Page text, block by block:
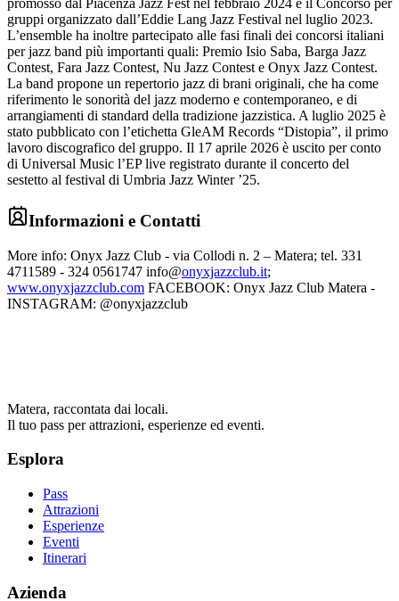
promosso dal Piacenza Jazz Fest nel febbraio 2024 e il Concorso per
gruppi organizzato dall’Eddie Lang Jazz Festival nel luglio 2023.
L’ensemble ha inoltre partecipato alle fasi finali dei concorsi italiani
per jazz band più importanti quali: Premio Isio Saba, Barga Jazz
Contest, Fara Jazz Contest, Nu Jazz Contest e Onyx Jazz Contest.
La band propone un repertorio jazz di brani originali, che ha come
riferimento le sonorità del jazz moderno e contemporaneo, e di
arrangiamenti di standard della tradizione jazzistica. A luglio 2025 è
stato pubblicato con l’etichetta GleAM Records “Distopia”, il primo
lavoro discografico del gruppo. Il 17 aprile 2026 è uscito per conto
di Universal Music l’EP live registrato durante il concerto del
sestetto al festival di Umbria Jazz Winter ’25.
Informazioni e Contatti
More info: Onyx Jazz Club - via Collodi n. 2 – Matera; tel. 331
4711589 - 324 0561747 info@onyxjazzclub.it;
www.onyxjazzclub.com FACEBOOK: Onyx Jazz Club Matera -
INSTAGRAM: @onyxjazzclub
Matera, raccontata dai locali.
Il tuo pass per attrazioni, esperienze ed eventi.
Esplora
Pass
Attrazioni
Esperienze
Eventi
Itinerari
Azienda